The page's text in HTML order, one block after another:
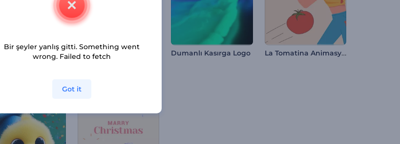
Bölünen Baloncuklar Logo Gösterimi Dumanlı Kasırga Logo La Tomatina Animasyonları
Bir şeyler yanlış gitti. Something went
wrong. Failed to fetch
Got it